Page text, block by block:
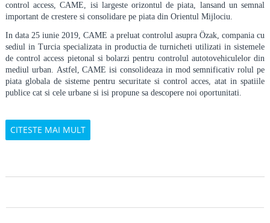
control access, CAME, isi largeste orizontul de piata, lansand un semnal
important de crestere si consolidare pe piata din Orientul Mijlociu.
In data 25 iunie 2019, CAME a preluat controlul asupra Özak, compania cu
sediul in Turcia specializata in productia de turnicheti utilizati in sistemele
de control access pietonal si bolarzi pentru controlul autotovehiculelor din
mediul urban. Astfel, CAME isi consolideaza in mod semnificativ rolul pe
piata globala de sisteme pentru securitate si control acces, atat in spatiile
publice cat si cele urbane si isi propune sa descopere noi oportunitati.
CITESTE MAI MULT